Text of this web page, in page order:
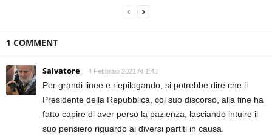
1 COMMENT
Salvatore 4 Febbraio 2021 At 1:43
Per grandi linee e riepilogando, si potrebbe dire che il
Presidente della Repubblica, col suo discorso, alla fine ha
fatto capire di aver perso la pazienza, lasciando intuire il
suo pensiero riguardo ai diversi partiti in causa.